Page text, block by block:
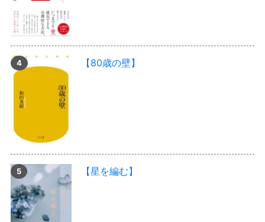
【80歳の壁】
【星を編む】